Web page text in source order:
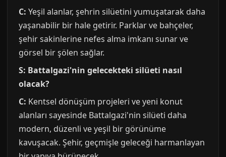
C: Yeşil alanlar, şehrin silüetini yumuşatarak daha
yaşanabilir bir hale getirir. Parklar ve bahçeler,
şehir sakinlerine nefes alma imkanı sunar ve
görsel bir şölen sağlar.
S: Battalgazi'nin gelecekteki silüeti nasıl
olacak?
C: Kentsel dönüşüm projeleri ve yeni konut
alanları sayesinde Battalgazi'nin silüeti daha
modern, düzenli ve yeşil bir görünüme
kavuşacak. Şehir, geçmişle geleceği harmanlayan